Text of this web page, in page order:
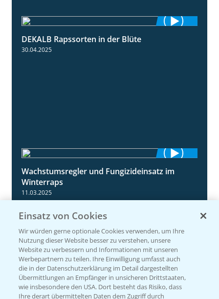
DEKALB Rapssorten in der Blüte
30.04.2025
1:23
Wachstumsregler und Fungizideinsatz im
Winterraps
11.03.2025
Einsatz von Cookies
Wir würden gerne optionale Cookies verwenden, um Ihre
Nutzung dieser Website besser zu verstehen, unsere
Website zu verbessern und Informationen mit unseren
Werbepartnern zu teilen. Ihre Einwilligung umfasst auch
die in der Datenschutzerklärung im Detail dargestellten
Übermittlungen an Empfänger in unsicheren Drittstaaten,
wie insbesondere den USA. Dort besteht das Risiko, dass
Ihre derart übermittelten Daten dem Zugriff durch